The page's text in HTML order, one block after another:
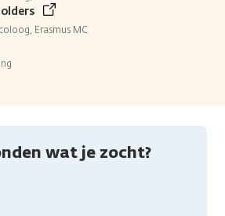
Erasmus MC
wat je zocht?